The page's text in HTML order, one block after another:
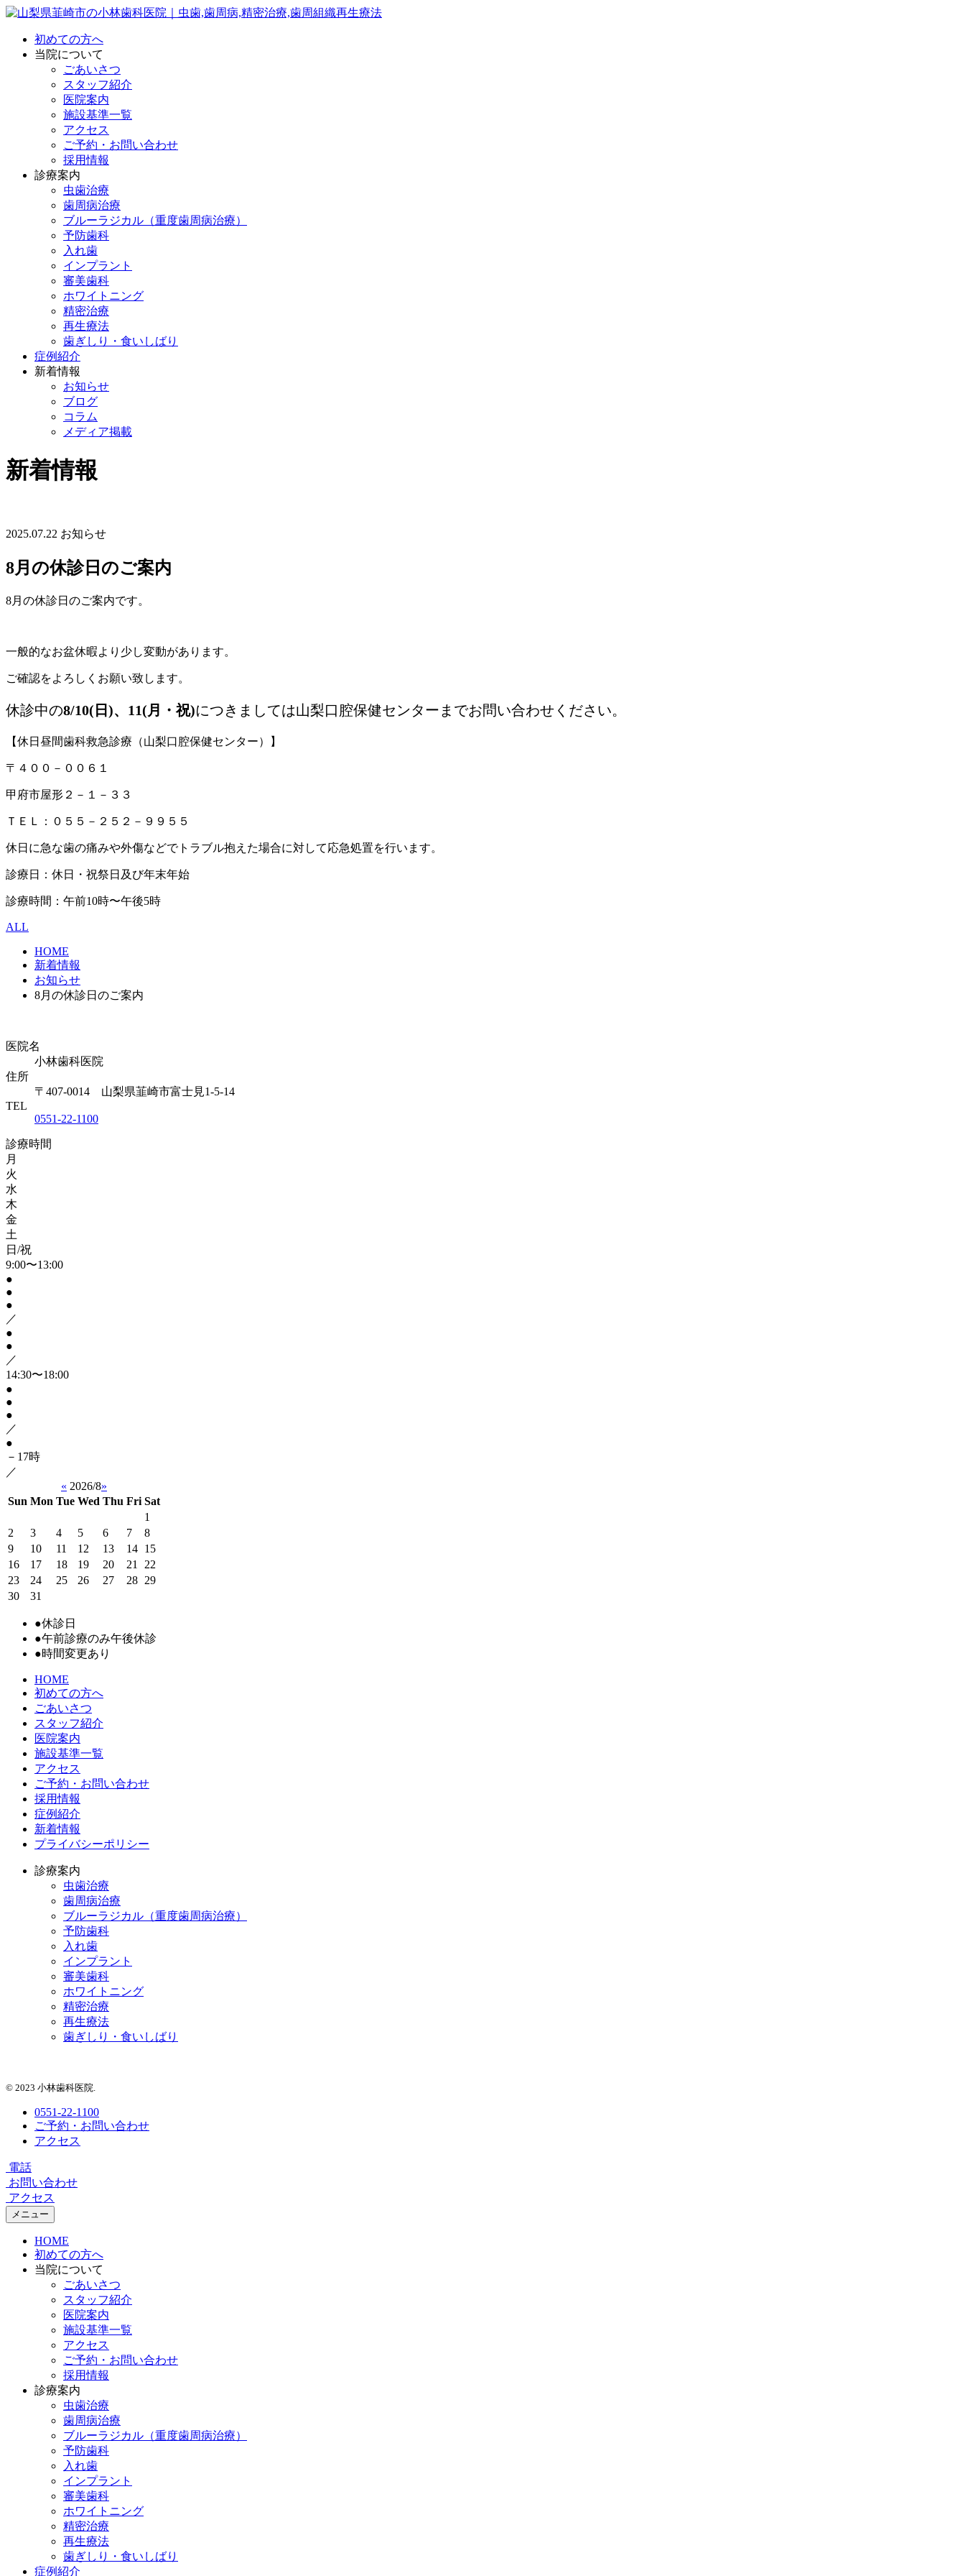
初めての方へ
当院について
ごあいさつ
スタッフ紹介
医院案内
施設基準一覧
アクセス
ご予約・お問い合わせ
採用情報
診療案内
虫歯治療
歯周病治療
ブルーラジカル（重度歯周病治療）
予防歯科
入れ歯
インプラント
審美歯科
ホワイトニング
精密治療
再生療法
歯ぎしり・食いしばり
症例紹介
新着情報
お知らせ
ブログ
コラム
メディア掲載
新着情報
2025.07.22 お知らせ
8月の休診日のご案内
8月の休診日のご案内です。
一般的なお盆休暇より少し変動があります。
ご確認をよろしくお願い致します。
休診中の8/10(日)、11(月・祝)につきましては山梨口腔保健センターまでお問い合わせください。
【休日昼間歯科救急診療（山梨口腔保健センター）】
〒４００－００６１
甲府市屋形２－１－３３
ＴＥＬ：０５５－２５２－９９５５
休日に急な歯の痛みや外傷などでトラブル抱えた場合に対して応急処置を行います。
診療日：休日・祝祭日及び年末年始
診療時間：午前10時〜午後5時
ALL
HOME
新着情報
お知らせ
8月の休診日のご案内
医院名
小林歯科医院
住所
〒407-0014 山梨県韮崎市富士見1-5-14
TEL
0551-22-1100
診療時間
月
火
水
木
金
土
日/祝
9:00〜13:00
●
●
●
／
●
●
／
14:30〜18:00
●
●
●
／
●
－17時
／
« 2026/8»
Sun Mon Tue Wed Thu Fri Sat
1
2
3 4 5 6 7
8
9
10 11 12 13 14 15
16
17 18 19 20 21
22
23
24 25 26 27 28 29
30
31
●休診日
●午前診療のみ午後休診
●時間変更あり
HOME
初めての方へ
ごあいさつ
スタッフ紹介
医院案内
施設基準一覧
アクセス
ご予約・お問い合わせ
採用情報
症例紹介
新着情報
プライバシーポリシー
診療案内
虫歯治療
歯周病治療
ブルーラジカル（重度歯周病治療）
予防歯科
入れ歯
インプラント
審美歯科
ホワイトニング
精密治療
再生療法
歯ぎしり・食いしばり
© 2023 小林歯科医院.
0551-22-1100
ご予約・お問い合わせ
アクセス
電話
お問い合わせ
アクセス
メニュー
HOME
初めての方へ
当院について
ごあいさつ
スタッフ紹介
医院案内
施設基準一覧
アクセス
ご予約・お問い合わせ
採用情報
診療案内
虫歯治療
歯周病治療
ブルーラジカル（重度歯周病治療）
予防歯科
入れ歯
インプラント
審美歯科
ホワイトニング
精密治療
再生療法
歯ぎしり・食いしばり
症例紹介